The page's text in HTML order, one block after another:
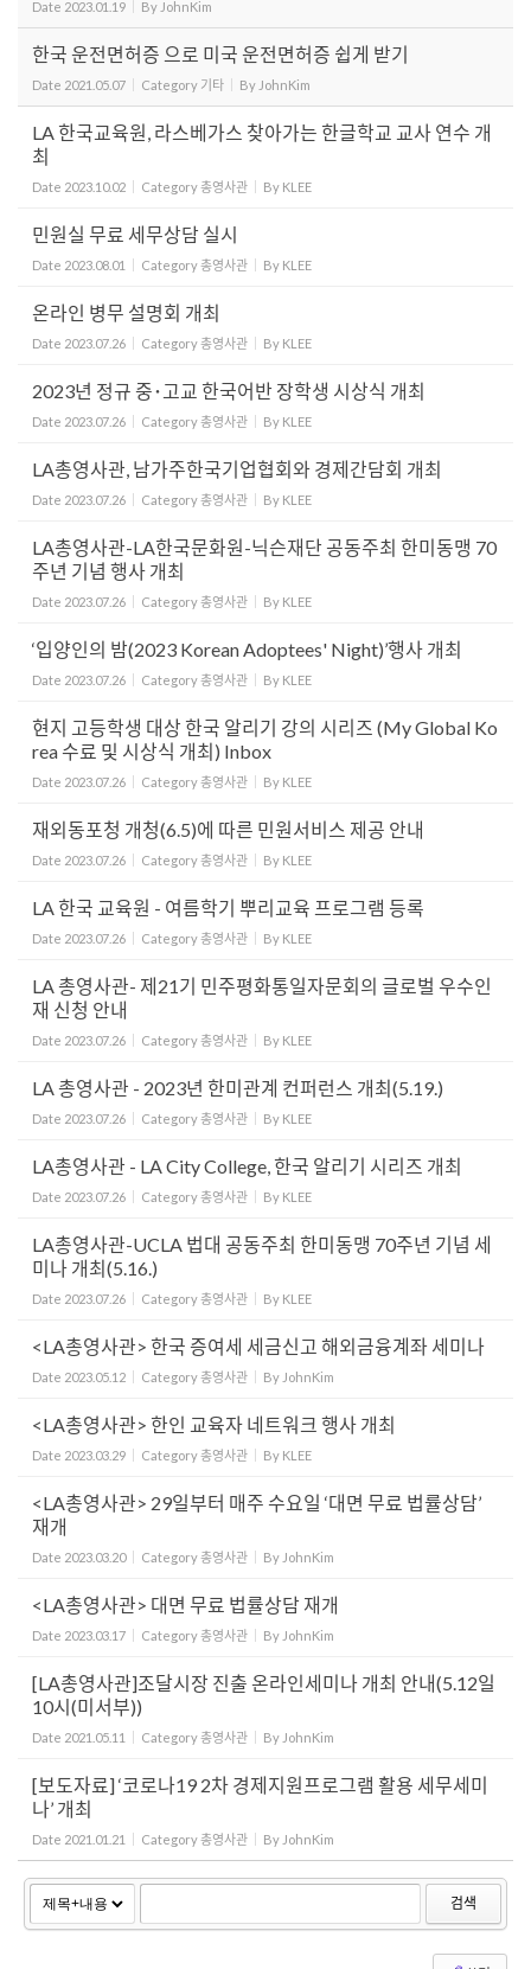
Date 2023.01.19 By JohnKim
한국 운전면허증 으로 미국 운전면허증 쉽게 받기
Date 2021.05.07 Category 기타 By JohnKim
LA 한국교육원, 라스베가스 찾아가는 한글학교 교사 연수 개
최
Date 2023.10.02 Category총영사관 By KLEE
민원실 무료 세무상담 실시
Date 2023.08.01 Category총영사관 By KLEE
온라인 병무 설명회 개최
Date 2023.07.26 Category총영사관 By KLEE
2023년 정규 중･고교 한국어반 장학생 시상식 개최
Date 2023.07.26 Category총영사관 By KLEE
LA총영사관, 남가주한국기업협회와 경제간담회 개최
Date 2023.07.26 Category총영사관 By KLEE
LA총영사관-LA한국문화원-닉슨재단 공동주최 한미동맹 70
주년 기념 행사 개최
Date 2023.07.26 Category총영사관 By KLEE
‘입양인의 밤(2023 Korean Adoptees' Night)’행사 개최
Date 2023.07.26 Category총영사관 By KLEE
현지 고등학생 대상 한국 알리기 강의 시리즈 (My Global Ko
rea 수료 및 시상식 개최) Inbox
Date 2023.07.26 Category총영사관 By KLEE
재외동포청 개청(6.5)에 따른 민원서비스 제공 안내
Date 2023.07.26 Category총영사관 By KLEE
LA 한국 교육원 - 여름학기 뿌리교육 프로그램 등록
Date 2023.07.26 Category총영사관 By KLEE
LA 총영사관- 제21기 민주평화통일자문회의 글로벌 우수인
재 신청 안내
Date 2023.07.26 Category총영사관 By KLEE
LA 총영사관 - 2023년 한미관계 컨퍼런스 개최(5.19.)
Date 2023.07.26 Category총영사관 By KLEE
LA총영사관 - LA City College, 한국 알리기 시리즈 개최
Date 2023.07.26 Category총영사관 By KLEE
LA총영사관-UCLA 법대 공동주최 한미동맹 70주년 기념 세
미나 개최(5.16.)
Date 2023.07.26 Category총영사관 By KLEE
<LA총영사관> 한국 증여세 세금신고 해외금융계좌 세미나
Date 2023.05.12 Category총영사관 By JohnKim
<LA총영사관> 한인 교육자 네트워크 행사 개최
Date 2023.03.29 Category총영사관 By KLEE
<LA총영사관> 29일부터 매주 수요일 ‘대면 무료 법률상담’
재개
Date 2023.03.20 Category총영사관 By JohnKim
<LA총영사관> 대면 무료 법률상담 재개
Date 2023.03.17 Category총영사관 By JohnKim
[LA총영사관]조달시장 진출 온라인세미나 개최 안내(5.12일
10시(미서부))
Date 2021.05.11 Category총영사관 By JohnKim
[보도자료] ‘코로나19 2차 경제지원프로그램 활용 세무세미
나’ 개최
Date 2021.01.21 Category총영사관 By JohnKim
검색